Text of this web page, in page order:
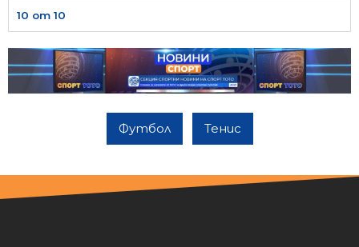
10 от 10
Футбол Тенис